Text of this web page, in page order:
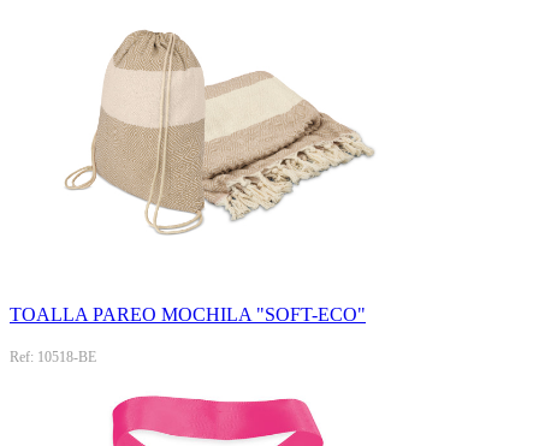
TOALLA PAREO MOCHILA "SOFT-ECO"
Ref: 10518-BE